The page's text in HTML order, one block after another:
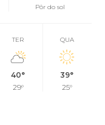
Pôr do sol
TER
40°
29°
QUA
39°
25°